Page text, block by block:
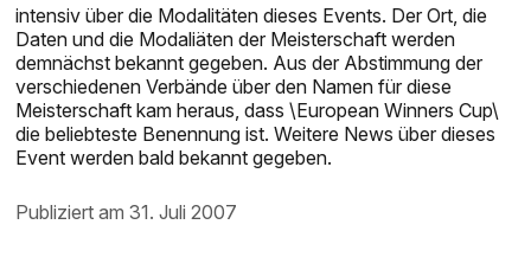
intensiv über die Modalitäten dieses Events. Der Ort, die
Daten und die Modaliäten der Meisterschaft werden
demnächst bekannt gegeben. Aus der Abstimmung der
verschiedenen Verbände über den Namen für diese
Meisterschaft kam heraus, dass \European Winners Cup\
die beliebteste Benennung ist. Weitere News über dieses
Event werden bald bekannt gegeben.
publiziert am 31. Juli 2007